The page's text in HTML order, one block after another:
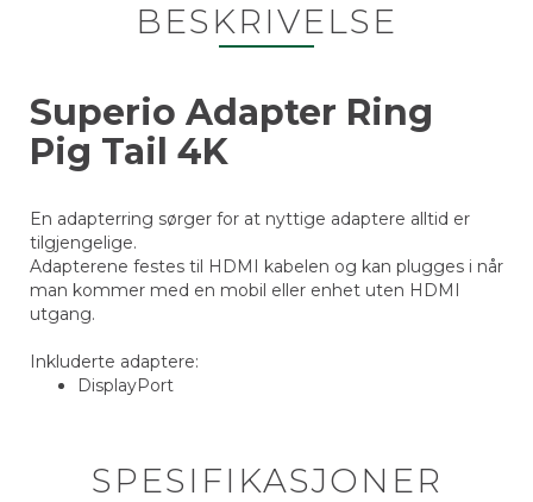
BESKRIVELSE
Superio Adapter Ring
Pig Tail 4K
En adapterring sørger for at nyttige adaptere alltid er
tilgjengelige.
Adapterene festes til HDMI kabelen og kan plugges i når
man kommer med en mobil eller enhet uten HDMI
utgang.
Inkluderte adaptere:
DisplayPort
SPESIFIKASJONER